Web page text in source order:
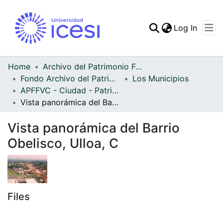
Statistics
Log In
Home
Archivo del Patrimonio Fotográfico y Fílmico del Valle del Cauca
Fondo Archivo del Patrimonio Fotográfico y Fílmico del Valle del Cauca
Los Municipios
APFFVC - Ciudad - Patrimonial
Vista panorámica del Barrio Obelisco, Ulloa, C
Vista panorámica del Barrio
Obelisco, Ulloa, C
Files